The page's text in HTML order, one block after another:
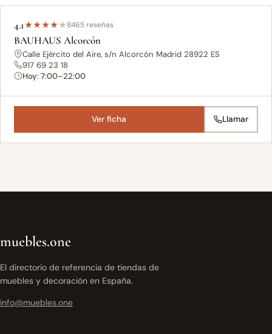
4.1★★★★★8465 reseñas
BAUHAUS Alcorcón
Calle Ejército del Aire, s/n Alcorcón Madrid 28922 ES
917 69 23 18
Hoy: 7:00–22:00
Ver ficha Llamar
muebles.one
El directorio de referencia de tiendas de
muebles y decoración en España.
info@muebles.one